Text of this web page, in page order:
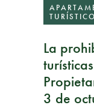
TURÍSTICO
La
3 de